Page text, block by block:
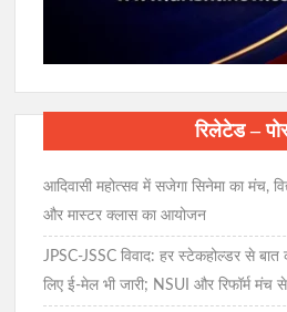
रिलेटेड –
आदिवासी महोत्सव में सजेगा सिनेमा का मंच,
और मास्टर क्लास का आयोजन
JPSC-JSSC विवाद: हर स्टेकहोल्डर से
लिए ई-मेल भी जारी; NSUI और रिफॉर्म मंच